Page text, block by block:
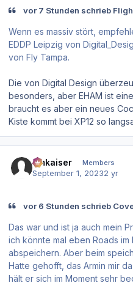
vor 7 Stunden schrieb
Wenn es massiv stört,
EDDP Leipzig von
von Fly Tampa.
Die von Digital Design
besonders, aber EHAM ist
braucht es aber ein neues
Kiste kommt bei XP12 so
hmkaiser Members
September 1, 20232 yr
vor 6 Stunden schrieb
Das war und ist ja auch mein
ich könnte mal eben Roads
abspeichern. Aber beim
Hatte gehofft, das Armin mir
hält er sich im Moment sehr